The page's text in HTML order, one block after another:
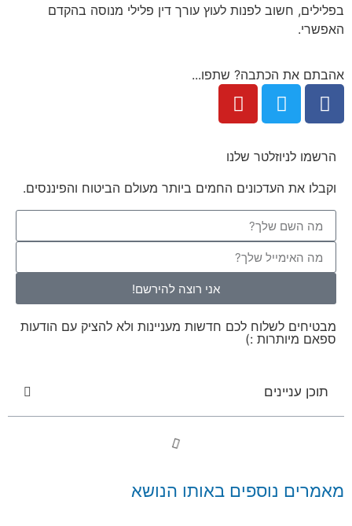
בפלילים, חשוב לפנות לעוץ עורך דין פלילי מנוסה בהקדם
האפשרי.
אהבתם את הכתבה? שתפו...
הרשמו לניוזלטר שלנו
וקבלו את העדכונים החמים ביותר מעולם הביטוח והפיננסים.
אני רוצה להירשם!
מבטיחים לשלוח לכם חדשות מעניינות ולא להציק עם הודעות
ספאם מיותרות :)
תוכן עניינים
מאמרים נוספים באותו הנושא